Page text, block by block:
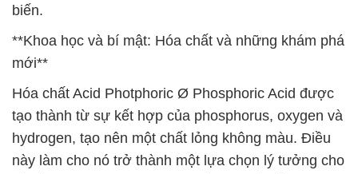
biến.
**Khoa học và bí mật: Hóa chất và những khám phá
mới**
Hóa chất Acid Photphoric Ø Phosphoric Acid được
tạo thành từ sự kết hợp của phosphorus, oxygen và
hydrogen, tạo nên một chất lỏng không màu. Điều
này làm cho nó trở thành một lựa chọn lý tưởng cho